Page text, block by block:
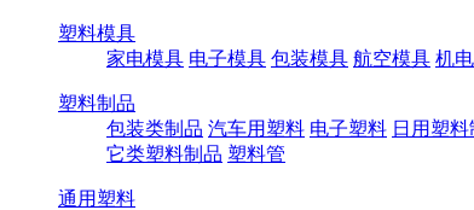
塑料模具
家电模具 电子模具 包装模具 航空模具 机
塑料制品
包装类制品 汽车用塑料 电子塑料 日用塑料
它类塑料制品 塑料管
通用塑料